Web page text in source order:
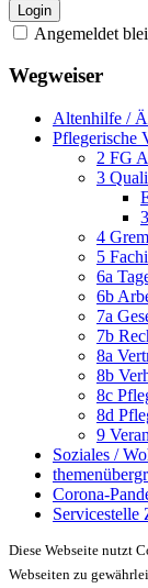
Login
Angemeldet
Wegweiser
Altenhilfe /
Pflegerische
2 FG
3
4
5
6a
6b
7a
7b
8a
8b
8c
8d
9
Soziales /
Corona-
Servicestelle
Diese Webseite nutzt
Webseiten zu